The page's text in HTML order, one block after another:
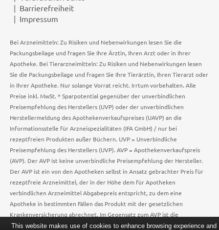
Barrierefreiheit
Impressum
Bei Arzneimitteln: Zu Risiken und Nebenwirkungen lesen Sie die
Packungsbeilage und fragen Sie Ihre Ärztin, Ihren Arzt oder in Ihrer
Apotheke. Bei Tierarzneimitteln: Zu Risiken und Nebenwirkungen lesen
Sie die Packungsbeilage und fragen Sie Ihre Tierärztin, Ihren Tierarzt oder
in Ihrer Apotheke. Nur solange Vorrat reicht. Irrtum vorbehalten. Alle
Preise inkl. MwSt. * Sparpotential gegenüber der unverbindlichen
Preisempfehlung des Herstellers (UVP) oder der unverbindlichen
Herstellermeldung des Apothekenverkaufspreises (UAVP) an die
Informationsstelle für Arzneispezialitäten (IFA GmbH) / nur bei
rezeptfreien Produkten außer Büchern. UVP = Unverbindliche
Preisempfehlung des Herstellers (UVP). AVP = Apothekenverkaufspreis
(AVP). Der AVP ist keine unverbindliche Preisempfehlung der Hersteller.
Der AVP ist ein von den Apotheken selbst in Ansatz gebrachter Preis für
rezeptfreie Arzneimittel, der in der Höhe dem für Apotheken
verbindlichen Arzneimittel Abgabepreis entspricht, zu dem eine
Apotheke in bestimmten Fällen das Produkt mit der gesetzlichen
Krankenversicherung abrechnet. Im Gegensatz zum AVP ist die
gebräuchliche UVP eine Empfehlung der Hersteller.
This website makes use of cookies to enhance browsing experience and